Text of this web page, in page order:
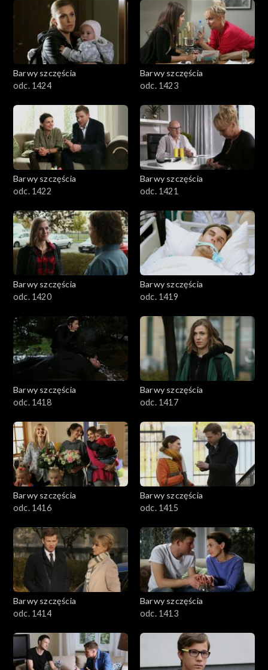
Barwy szczęścia
odc. 1424
Barwy szczęścia
odc. 1423
Barwy szczęścia
odc. 1422
Barwy szczęścia
odc. 1421
Barwy szczęścia
odc. 1420
Barwy szczęścia
odc. 1419
Barwy szczęścia
odc. 1418
Barwy szczęścia
odc. 1417
Barwy szczęścia
odc. 1416
Barwy szczęścia
odc. 1415
Barwy szczęścia
odc. 1414
Barwy szczęścia
odc. 1413